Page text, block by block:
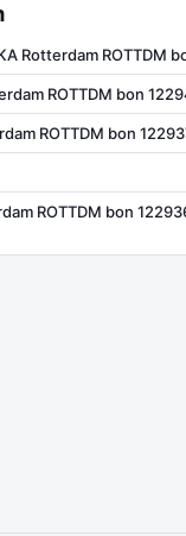
Rotterdam ROTTDM
ROTTDM bon
ROTTDM bon
ROTTDM bon